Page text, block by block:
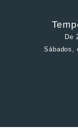
De
Sábados,